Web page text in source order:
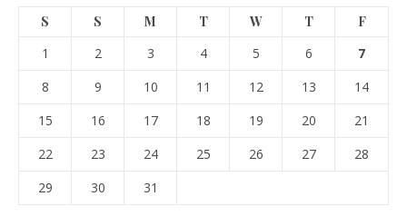
S S M T W T
F
1
2 3 4 5 6
7
8
9 10 11 12 13
14
15
16 17 18 19 20
21
22
23 24 25 26 27
28
29
30 31